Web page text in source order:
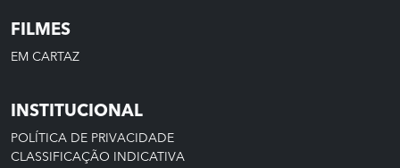
FILMES
EM CARTAZ
INSTITUCIONAL
POLÍTICA DE PRIVACIDADE
CLASSIFICAÇÃO INDICATIVA